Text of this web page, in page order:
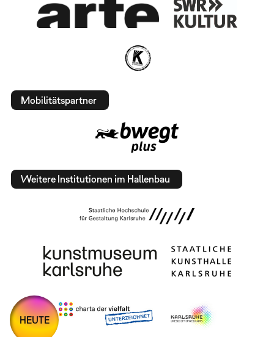
Mobilitätspartner
Weitere Institutionen im Hallenbau
HEUTE